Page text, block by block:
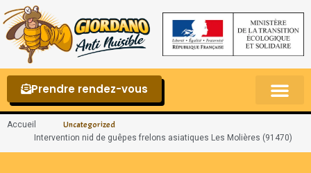
Prendre rendez-vous
Accueil Uncategorized
Intervention nid de guêpes frelons asiatiques Les Molières (91470)